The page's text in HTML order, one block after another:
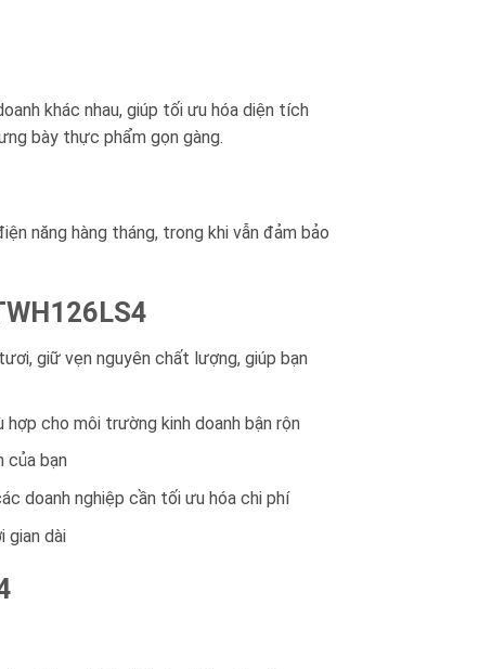
khác nhau, giúp tối ưu hóa diện tích
bày thực phẩm gọn gàng.
năng hàng tháng, trong khi vẫn đảm bảo
giữ vẹn nguyên chất lượng, giúp bạn
cho môi trường kinh doanh bận rộn
của bạn
doanh nghiệp cần tối ưu hóa chi phí
gian dài